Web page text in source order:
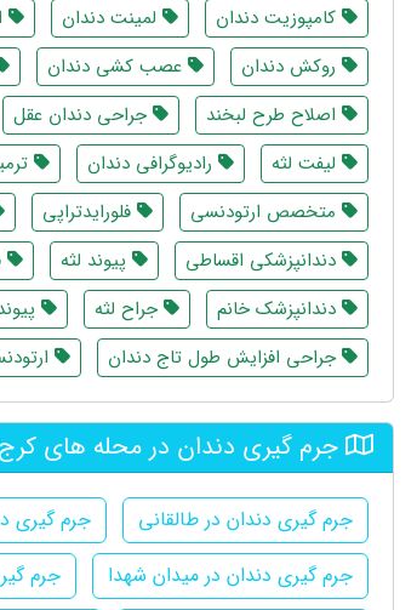
کامپوزیت دندان لمینت دندان
روکش دندان
عصب کشی دندان
اصلاح طرح لبخند
جراحی دندان عقل
لیفت لثه
رادیوگرافی دندان
متخصص ارتودنسی
فلورایدتراپی
دندانپزشکی اقساطی
پیوند لثه
دندانپزشک خانم
جراح لثه
جراحی افزایش طول تاج دندان
جرم گیری دندان در محله های کرج
جرم گیری دندان در طالقانی
جرم گیری
جرم گیری دندان در میدان شهدا
جرم